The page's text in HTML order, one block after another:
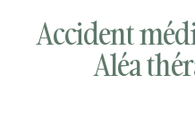
Accident
Aléa